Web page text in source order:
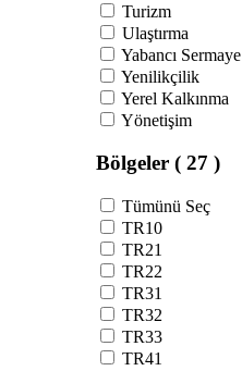
Turizm
Ulaştırma
Yabancı Sermaye
Yenilikçilik
Yerel Kalkınma
Yönetişim
Bölgeler ( 27 )
Tümünü Seç
TR10
TR21
TR22
TR31
TR32
TR33
TR41